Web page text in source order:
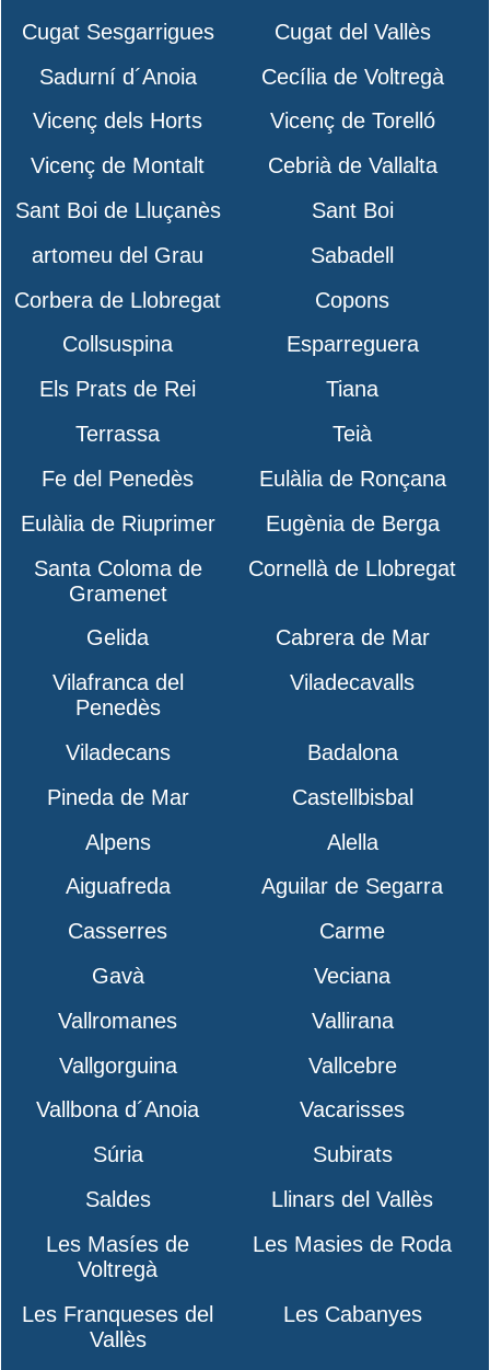
Cugat Sesgarrigues
Cugat del Vallès
Sadurní d´Anoia
Cecília de Voltregà
Vicenç dels Horts
Vicenç de Torelló
Vicenç de Montalt
Cebrià de Vallalta
Sant Boi de Lluçanès
Sant Boi
artomeu del Grau
Sabadell
Corbera de Llobregat
Copons
Collsuspina
Esparreguera
Els Prats de Rei
Tiana
Terrassa
Teià
Fe del Penedès
Eulàlia de Ronçana
Eulàlia de Riuprimer
Eugènia de Berga
Santa Coloma de
Gramenet
Cornellà de Llobregat
Gelida
Cabrera de Mar
Vilafranca del
Penedès
Viladecavalls
Viladecans
Badalona
Pineda de Mar
Castellbisbal
Alpens
Alella
Aiguafreda
Aguilar de Segarra
Casserres
Carme
Gavà
Veciana
Vallromanes
Vallirana
Vallgorguina
Vallcebre
Vallbona d´Anoia
Vacarisses
Súria
Subirats
Saldes
Llinars del Vallès
Les Masíes de
Voltregà
Les Masies de Roda
Les Franqueses del
Vallès
Les Cabanyes